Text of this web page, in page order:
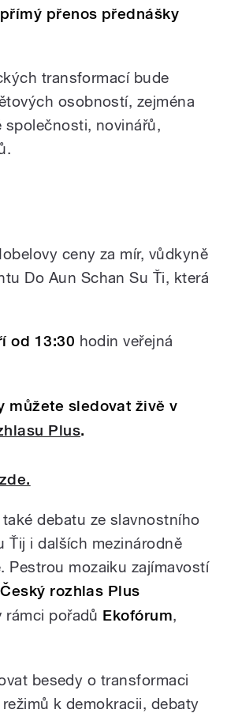
přenos přednášky
transformací bude
osobností, zejména
novinářů,
ceny za mír, vůdkyně
Do Aun Schan Su Ťi, která
od 13:30 hodin veřejná
můžete sledovat živě v
Plus.
zde.
debatu ze slavnostního
Ťij i dalších mezinárodně
Pestrou mozaiku zajímavostí
Český rozhlas Plus
rámci pořadů Ekofórum,
besedy o transformaci
k demokracii, debaty